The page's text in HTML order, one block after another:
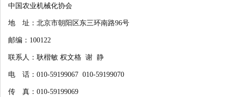
中国农业机械化协会
地 址：北京市朝阳区东三环南路96号
邮编：100122
联系人：耿楷敏 权文格 谢 静
电 话：010-59199067 010-59199070
传 真：010-59199069